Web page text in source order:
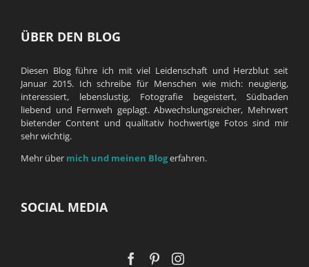
ÜBER DEN BLOG
Diesen Blog führe ich mit viel Leidenschaft und Herzblut seit
Januar 2015. Ich schreibe für Menschen wie mich: neugierig,
interessiert, lebenslustig, Fotografie begeistert, Südbaden
liebend und Fernweh geplagt. Abwechslungsreicher, Mehrwert
bietender Content und qualitativ hochwertige Fotos sind mir
sehr wichtig.
Mehr über mich und meinen Blogerfahren.
SOCIAL MEDIA